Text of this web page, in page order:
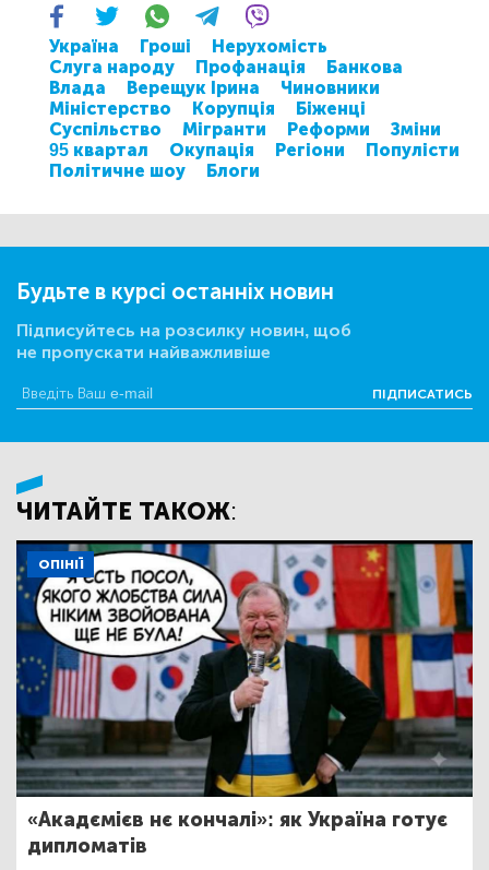
Україна Гроші
Нерухомість
Слуга народу
Профанація
Банкова
Влада
Верещук Ірина
Чиновники
Міністерство
Корупція
Біженці
Суспільство
Мігранти Реформи
Зміни
95 квартал
Окупація Регіони
Популісти
Політичне шоу
Блоги
Будьте в курсі останніх новин
Підписуйтесь на розсилку новин, щоб
не пропускати найважливіше
ПІДПИСАТИСЬ
ЧИТАЙТЕ ТАКОЖ:
ОПІНІЇ
«Акадємієв нє кончалі»: як Україна готує
дипломатів